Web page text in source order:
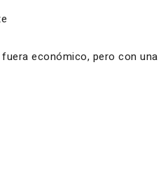
económico, pero con